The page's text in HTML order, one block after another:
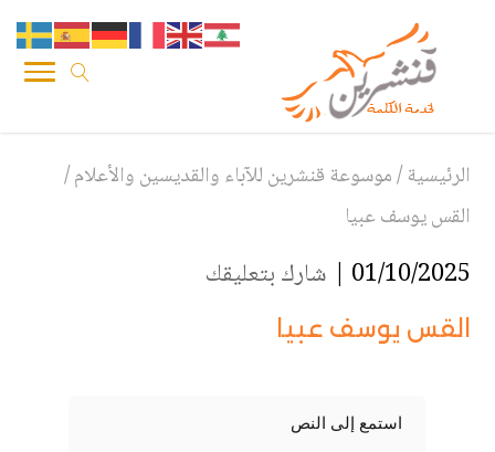
الرئيسية/موسوعة قنشرين للآباء والقديسين والأعلام/
القس يوسف عبيا
01/10/2025 | شارك بتعليقك
القس يوسف عبيا
استمع إلى النص